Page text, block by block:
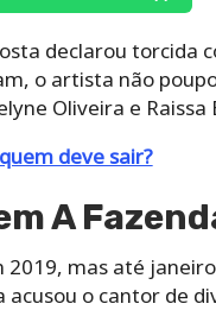
declarou torcida
o artista não
Oliveira e Raissa
deve sair?
A
mas até
o cantor de